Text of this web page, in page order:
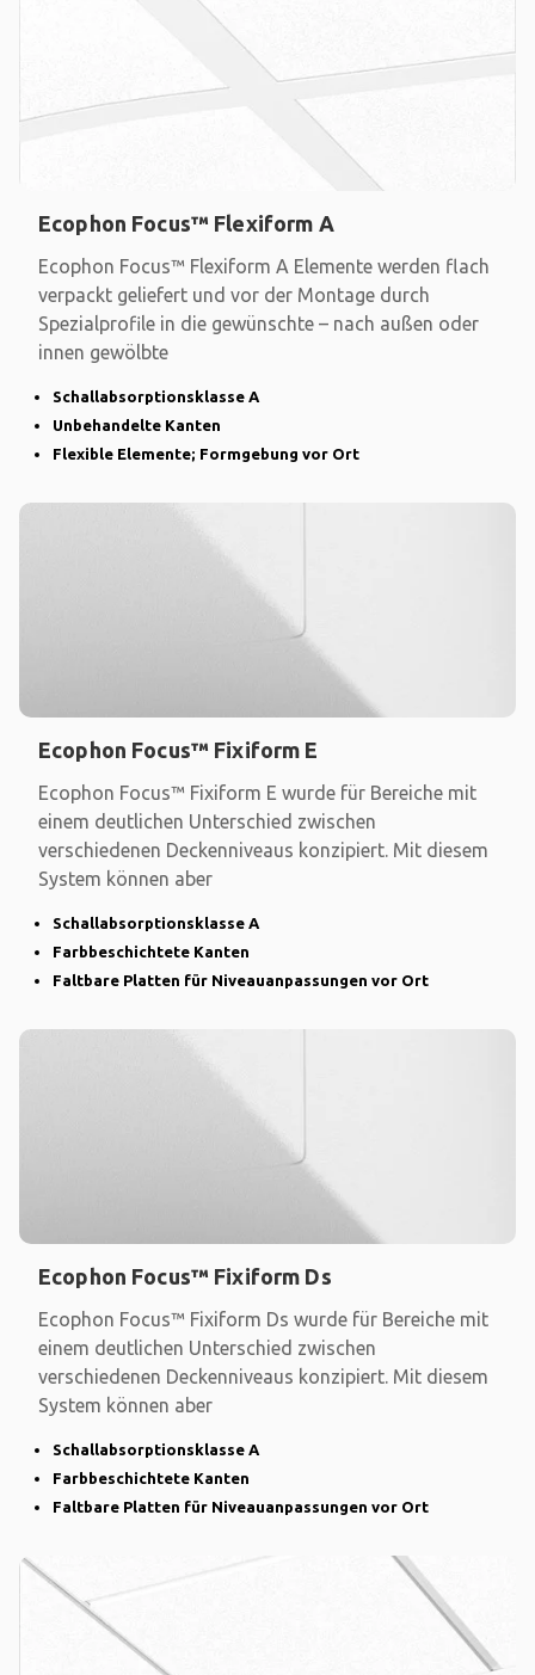
Ecophon Focus™ Flexiform A
Ecophon Focus™ Flexiform A Elemente werden flach
verpackt geliefert und vor der Montage durch
Spezialprofile in die gewünschte – nach außen oder
innen gewölbte
Schallabsorptionsklasse A
Unbehandelte Kanten
Flexible Elemente; Formgebung vor Ort
Ecophon Focus™ Fixiform E
Ecophon Focus™ Fixiform E wurde für Bereiche mit
einem deutlichen Unterschied zwischen
verschiedenen Deckenniveaus konzipiert. Mit diesem
System können aber
Schallabsorptionsklasse A
Farbbeschichtete Kanten
Faltbare Platten für Niveauanpassungen vor Ort
Ecophon Focus™ Fixiform Ds
Ecophon Focus™ Fixiform Ds wurde für Bereiche mit
einem deutlichen Unterschied zwischen
verschiedenen Deckenniveaus konzipiert. Mit diesem
System können aber
Schallabsorptionsklasse A
Farbbeschichtete Kanten
Faltbare Platten für Niveauanpassungen vor Ort